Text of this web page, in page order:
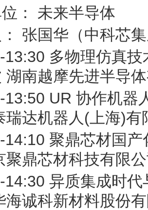
： 未来半导体
张国华（中科芯
13:30 多物理仿真
湖南越摩先进半导
13:50 UR 协作机器
瑞达机器人(上海)
14:10 聚鼎芯材国
聚鼎芯材科技有限
14:30 异质集成时
海诚科新材料股份